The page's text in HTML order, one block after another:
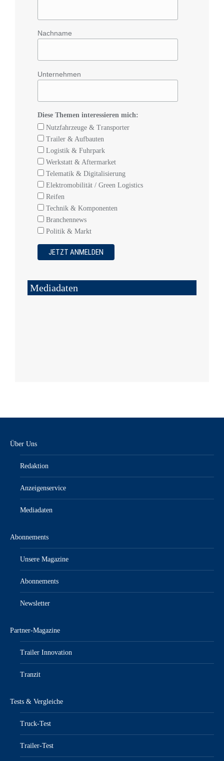
Nachname
Unternehmen
Diese Themen interessieren mich:
Nutzfahrzeuge & Transporter
Trailer & Aufbauten
Logistik & Fuhrpark
Werkstatt & Aftermarket
Telematik & Digitalisierung
Elektromobilität / Green Logistics
Reifen
Technik & Komponenten
Branchennews
Politik & Markt
Mediadaten
Über Uns
Redaktion
Anzeigenservice
Mediadaten
Abonnements
Unsere Magazine
Abonnements
Newsletter
Partner-Magazine
Trailer Innovation
Tranzit
Tests & Vergleiche
Truck-Test
Trailer-Test